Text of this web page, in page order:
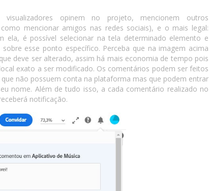
visualizadores opinem no projeto, mencionem outros
mencionar amigos nas redes sociais), e o mais legal:
ela, é possível selecionar na tela determinado elemento e
esse ponto específico. Perceba que na imagem acima
deve ser alterado, assim há mais economia de tempo pois
exato a ser modificado. Os comentários podem ser feitos
não possuem conta na plataforma mas que podem entrar
nome. Além de tudo isso, a cada comentário realizado no
notificação.